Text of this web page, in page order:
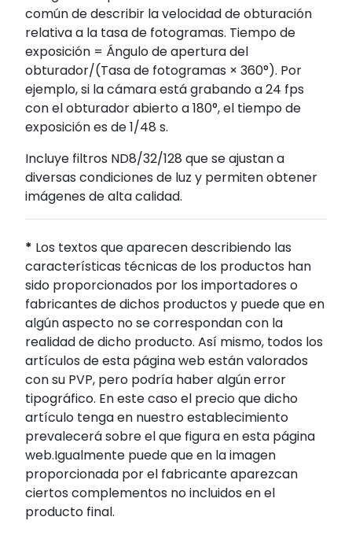
común de describir la velocidad de obturación
relativa a la tasa de fotogramas. Tiempo de
exposición = Ángulo de apertura del
obturador/(Tasa de fotogramas × 360°). Por
ejemplo, si la cámara está grabando a 24 fps
con el obturador abierto a 180°, el tiempo de
exposición es de 1/48 s.
Incluye filtros ND8/32/128 que se ajustan a
diversas condiciones de luz y permiten obtener
imágenes de alta calidad.
* Los textos que aparecen describiendo las
características técnicas de los productos han
sido proporcionados por los importadores o
fabricantes de dichos productos y puede que en
algún aspecto no se correspondan con la
realidad de dicho producto. Así mismo, todos los
artículos de esta página web están valorados
con su PVP, pero podría haber algún error
tipográfico. En este caso el precio que dicho
artículo tenga en nuestro establecimiento
prevalecerá sobre el que figura en esta página
web.Igualmente puede que en la imagen
proporcionada por el fabricante aparezcan
ciertos complementos no incluidos en el
producto final.